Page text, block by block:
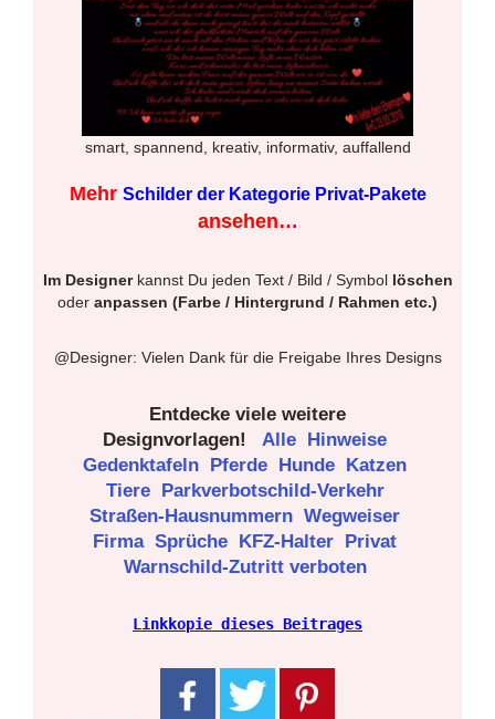
smart, spannend, kreativ, informativ, auffallend
Mehr Schilder der Kategorie Privat-Pakete
ansehen…
Im Designerkannst Du jeden Text / Bild / Symbol löschen
oder anpassen (Farbe / Hintergrund / Rahmen etc.)
@Designer: Vielen Dank für die Freigabe Ihres Designs
Entdecke viele weitere
Designvorlagen!
Alle Hinweise
Gedenktafeln Pferde Hunde Katzen
Tiere Parkverbotschild-Verkehr
Straßen-Hausnummern Wegweiser
Firma Sprüche KFZ-Halter Privat
Warnschild-Zutritt verboten
Linkkopie dieses Beitrages